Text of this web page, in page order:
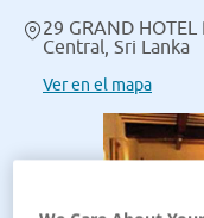
29 GRAND
Central, Sri Lanka
Ver en el mapa